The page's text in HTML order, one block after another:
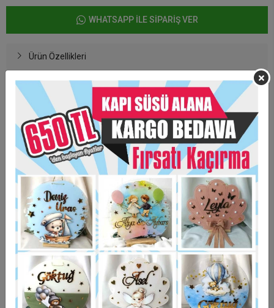
WHATSAPP İLE SİPARİŞ VER
Ürün Özellikleri
Baskıcı Amca Hediyelik Sabun
Sabunlarımız lavanta kokuludur.
Kişiye Özel Hazırlanmaktadır.
Minimum sipariş adeti 25 adettir.
Taksit Seçenekleri
Garanti Ve Teslimat
Hızlı Gönderi Güvenli Alışveriş İade ve Değişim